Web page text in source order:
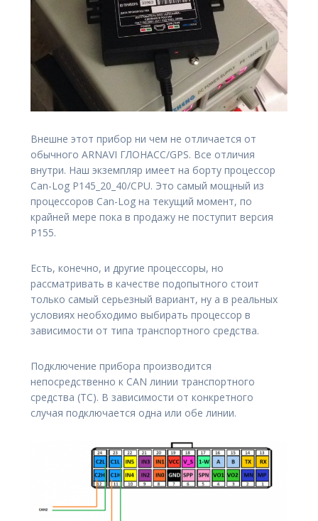
Внешне этот прибор ни чем не отличается от
обычного ARNAVI ГЛОНАСС/GPS. Все отличия
внутри. Наш экземпляр имеет на борту процессор
Can-Log P145_20_40/CPU. Это самый мощный из
процессоров Can-Log на текущий момент, по
крайней мере пока в продажу не поступит версия
P155.
Есть, конечно, и другие процессоры, но
рассматривать в качестве подопытного стоит
только самый серьезный вариант, ну а в реальных
условиях необходимо выбирать процессор в
зависимости от типа транспортного средства.
Подключение прибора производится
непосредственно к CAN линии транспортного
средства (ТС). В зависимости от конкретного
случая подключается одна или обе линии.